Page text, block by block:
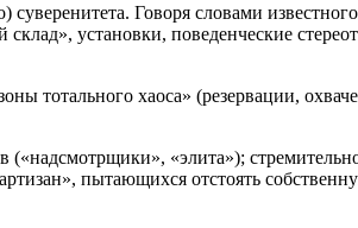
суверенитета. Говоря словами
установки, поведенческие
тотального хаоса» (резервации,
«элита»);
пытающихся отстоять